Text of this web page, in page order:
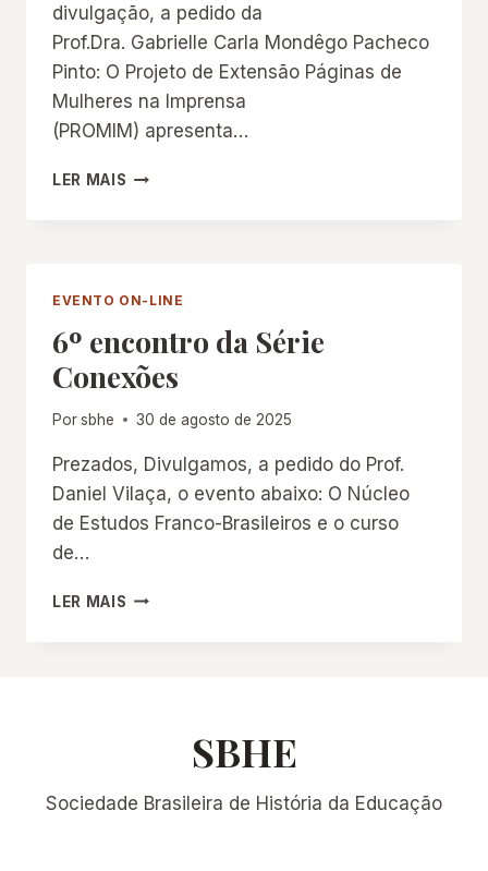
divulgação, a pedido da
Prof.Dra. Gabrielle Carla Mondêgo Pacheco
Pinto: O Projeto de Extensão Páginas de
Mulheres na Imprensa
(PROMIM) apresenta…
LER MAIS LIVES
EVENTO ON-LINE
6º encontro da Série
Conexões
Porsbhe 30 de agosto de 2025
Prezados, Divulgamos, a pedido do Prof.
Daniel Vilaça, o evento abaixo: O Núcleo
de Estudos Franco-Brasileiros e o curso
de…
LER MAIS 6º
SBHE
Sociedade Brasileira de História da Educação